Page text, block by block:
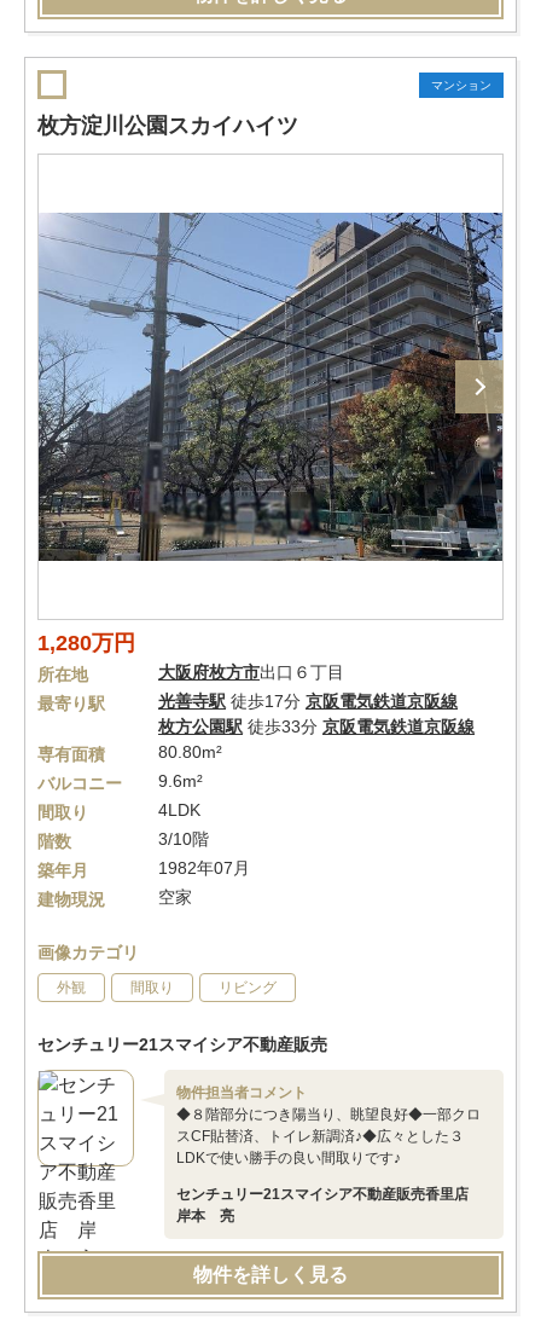
マンション
枚方淀川公園スカイハイツ
1,280万円
所在地 大阪府枚方市出口６丁目
最寄り駅
光善寺駅 徒歩17分 京阪電気鉄道京阪線
枚方公園駅 徒歩33分 京阪電気鉄道京阪線
専有面積
80.80m²
バルコニー
9.6m²
間取り
4LDK
階数
3/10階
築年月
1982年07月
建物現況
空家
画像カテゴリ
外観 間取り リビング
センチュリー21スマイシア不動産販売
物件担当者コメント
◆８階部分につき陽当り、眺望良好◆一部クロ
スCF貼替済、トイレ新調済♪◆広々とした３
LDKで使い勝手の良い間取りです♪
センチュリー21スマイシア不動産販売香里店
岸本 亮
物件を詳しく見る